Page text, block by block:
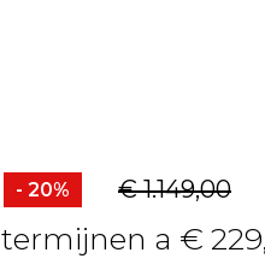
- 20% € 1.149,00
a €